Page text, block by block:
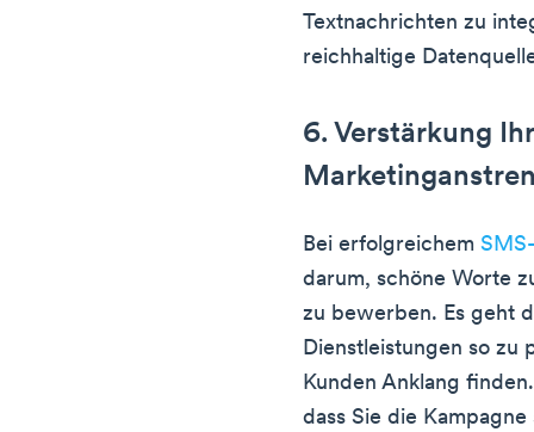
Textnachrichten zu
reichhaltige
6. Verstärkung
Bei erfolgreichem
darum, schöne Worte
zu bewerben. Es geht
Dienstleistungen so zu
Kunden Anklang
dass Sie die